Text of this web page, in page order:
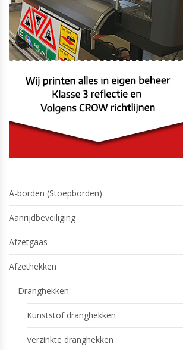
A-borden (Stoepborden)
Aanrijdbeveiliging
Afzetgaas
Afzethekken
Dranghekken
Kunststof dranghekken
Verzinkte dranghekken